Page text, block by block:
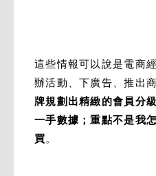
這些情報可以說是電商
辦活動、下廣告、推出
牌規劃出精緻的會員分
一手數據；重點不是我
買。